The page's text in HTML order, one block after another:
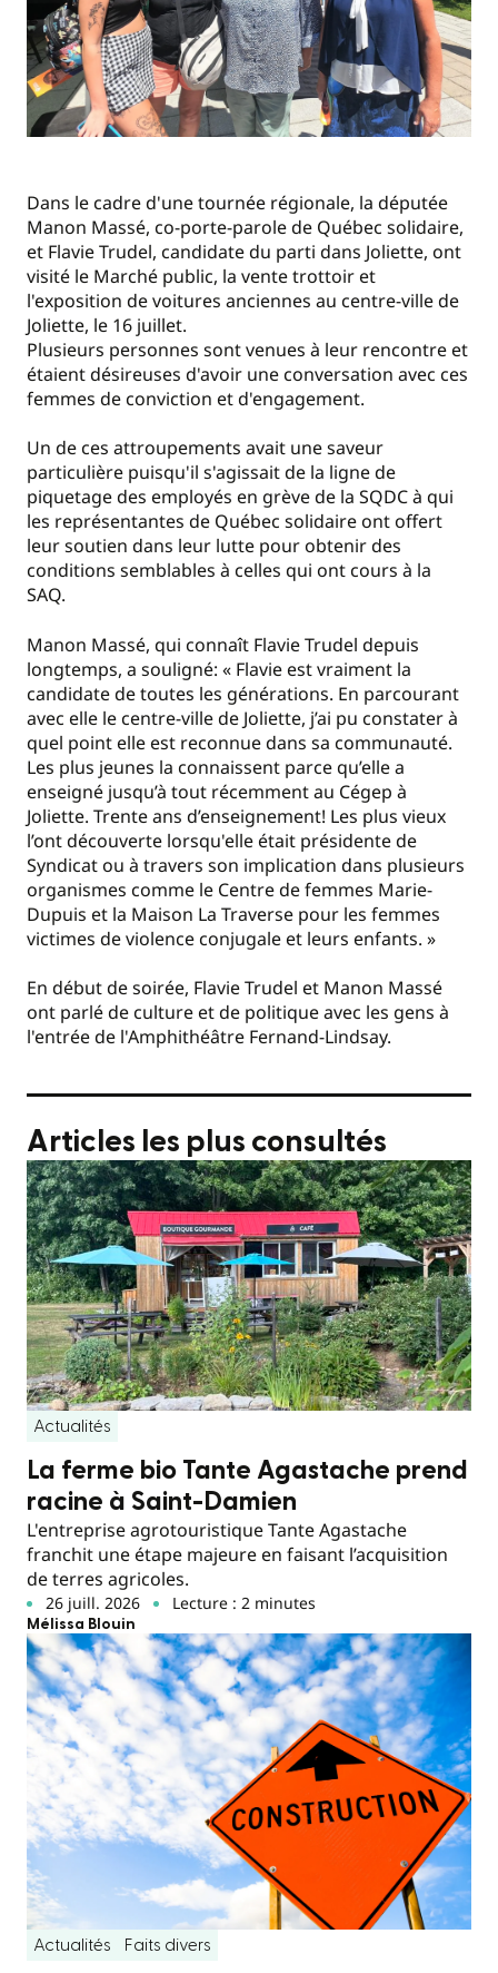
Dans le cadre d'une tournée régionale, la députée
Manon Massé, co-porte-parole de Québec solidaire,
et Flavie Trudel, candidate du parti dans Joliette, ont
visité le Marché public, la vente trottoir et
l'exposition de voitures anciennes au centre-ville de
Joliette, le 16 juillet.
Plusieurs personnes sont venues à leur rencontre et
étaient désireuses d'avoir une conversation avec ces
femmes de conviction et d'engagement.
Un de ces attroupements avait une saveur
particulière puisqu'il s'agissait de la ligne de
piquetage des employés en grève de la SQDC à qui
les représentantes de Québec solidaire ont offert
leur soutien dans leur lutte pour obtenir des
conditions semblables à celles qui ont cours à la
SAQ.
Manon Massé, qui connaît Flavie Trudel depuis
longtemps, a souligné: « Flavie est vraiment la
candidate de toutes les générations. En parcourant
avec elle le centre-ville de Joliette, j’ai pu constater à
quel point elle est reconnue dans sa communauté.
Les plus jeunes la connaissent parce qu’elle a
enseigné jusqu’à tout récemment au Cégep à
Joliette. Trente ans d’enseignement! Les plus vieux
l’ont découverte lorsqu'elle était présidente de
Syndicat ou à travers son implication dans plusieurs
organismes comme le Centre de femmes Marie-
Dupuis et la Maison La Traverse pour les femmes
victimes de violence conjugale et leurs enfants. »
En début de soirée, Flavie Trudel et Manon Massé
ont parlé de culture et de politique avec les gens à
l'entrée de l'Amphithéâtre Fernand-Lindsay.
Articles les plus consultés
Actualités
La ferme bio Tante Agastache prend
racine à Saint-Damien
L'entreprise agrotouristique Tante Agastache
franchit une étape majeure en faisant l’acquisition
de terres agricoles.
26 juill. 2026 Lecture : 2 minutes
Mélissa Blouin
Actualités Faits divers